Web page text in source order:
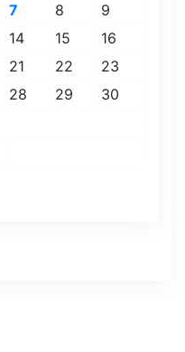
7 8
9
14 15
16
21 22
23
28 29
30